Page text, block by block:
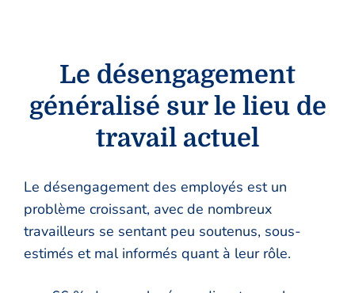
Le désengagement
généralisé sur le lieu de
travail actuel
Le désengagement des employés est un
problème croissant, avec de nombreux
travailleurs se sentant peu soutenus, sous-
estimés et mal informés quant à leur rôle.